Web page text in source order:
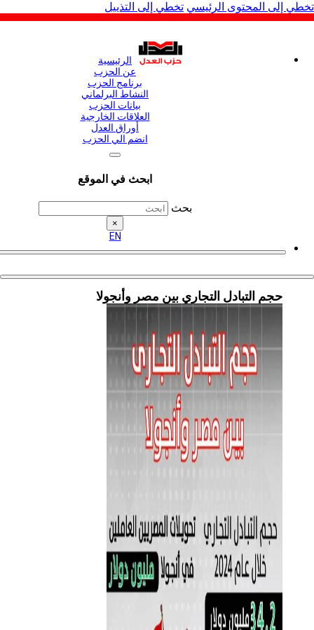
المحتوى الرئيسي تخطي إلى التذييل
الرئيسية
عن الحزب
برنامج الحزب
النشاط البرلماني
بيانات الحزب
العلاقات الخارجية
أوراق العدل
انضم الي الحزب
ابحث في الموقع
حجم التبادل التجاري بين مصر وأنجولا